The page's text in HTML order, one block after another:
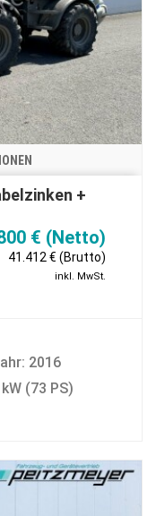
+
€ (Netto)
41.412 € (Brutto)
inkl. MwSt.
2016
(73 PS)